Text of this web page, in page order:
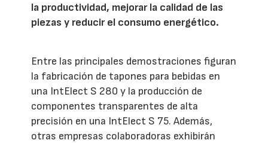
la productividad, mejorar la calidad de las
piezas y reducir el consumo energético.
Entre las principales demostraciones figuran
la fabricación de tapones para bebidas en
una IntElect S 280 y la producción de
componentes transparentes de alta
precisión en una IntElect S 75. Además,
otras empresas colaboradoras exhibirán